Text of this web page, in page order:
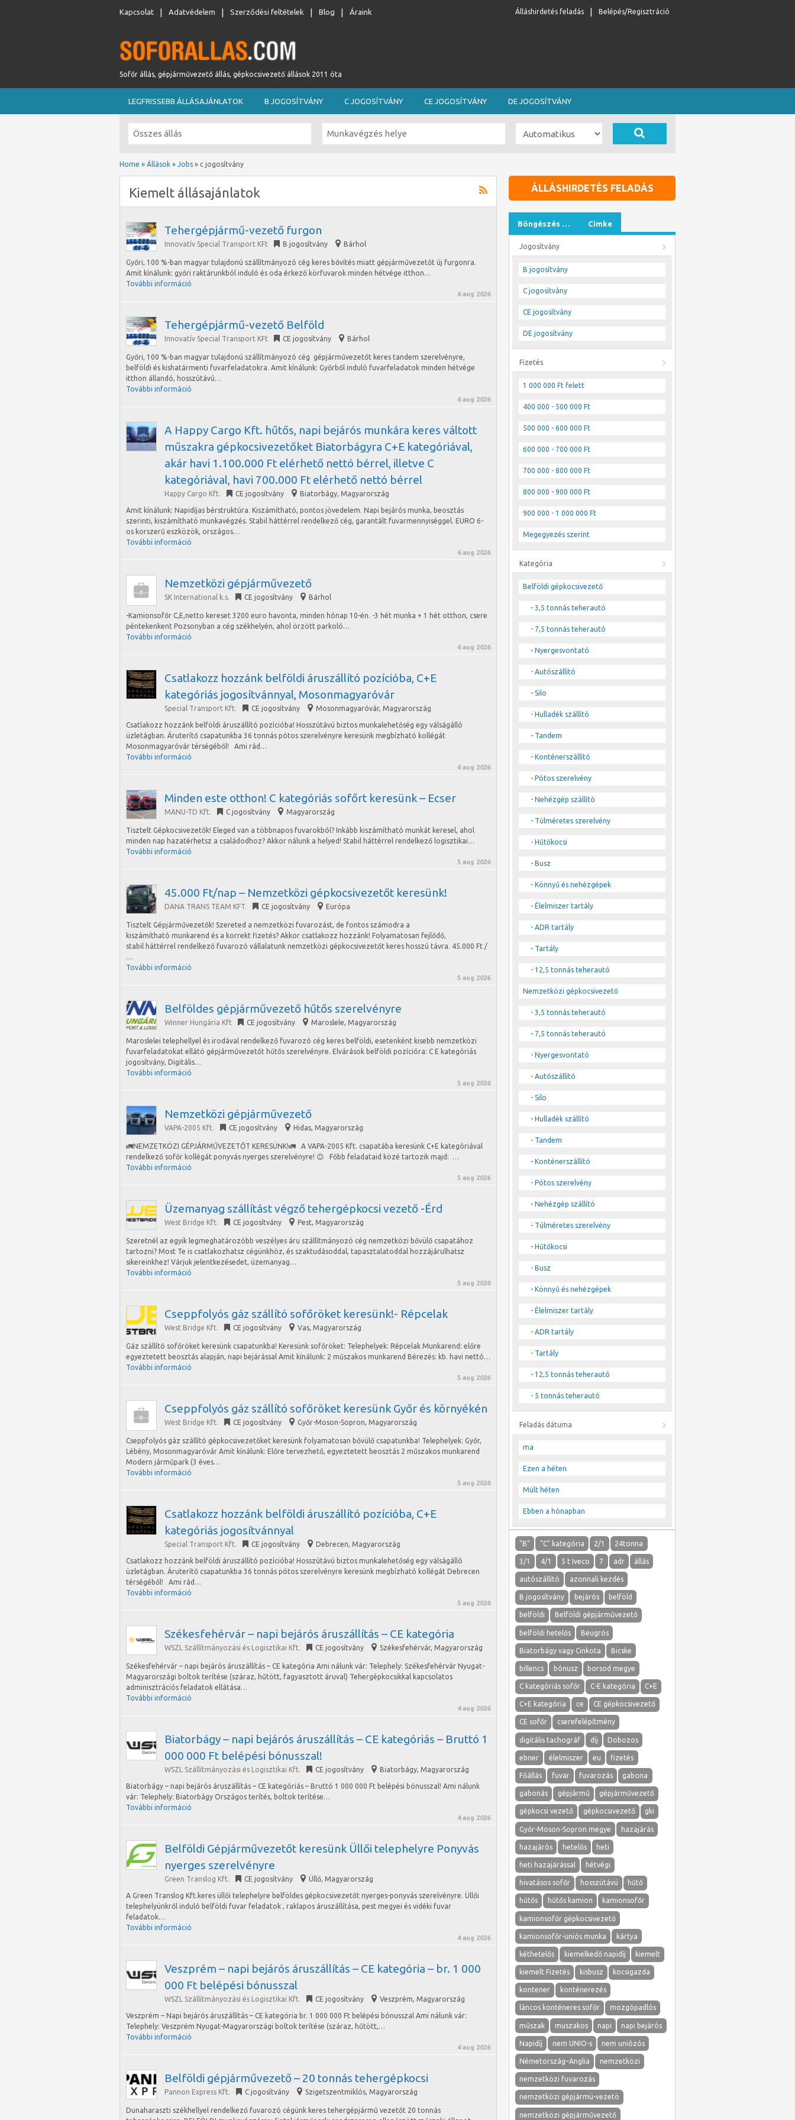
Kapcsolat Adatvédelem Szerződési feltételek Blog Áraink Belépés/Regisztráció
Álláshirdetés feladás
Sofőr állás, gépjárművezető állás, gépkocsivezető állások 2011 óta
LEGFRISSEBB ÁLLÁSAJÁNLATOK B JOGOSÍTVÁNY C JOGOSÍTVÁNY CE JOGOSÍTVÁNY DE JOGOSÍTVÁNY
Home » Állások » Jobs » c jogosítvány
Kiemelt állásajánlatok
Tehergépjármű-vezető furgon
Innovatív Special Transport KFt B jogosítvány Bárhol
Győri, 100 %-ban magyar tulajdonú szállítmányozó cég keres bővítés miatt gépjárművezetőt új furgonra.
Amit kínálunk: győri raktárunkból induló és oda érkező körfuvarok minden hétvége itthon…
További információ
6 aug 2026
Tehergépjármű-vezető Belföld
Innovatív Special Transport KFt CE jogosítvány Bárhol
Győri, 100 %-ban magyar tulajdonú szállítmányozó cég gépjárművezetőt keres tandem szerelvényre,
belföldi és kishatármenti fuvarfeladatokra. Amit kínálunk: Győrből induló fuvarfeladatok minden hétvége
itthon állandó, hosszútávú…
További információ
6 aug 2026
A Happy Cargo Kft. hűtős, napi bejárós munkára keres váltott
műszakra gépkocsivezetőket Biatorbágyra C+E kategóriával,
akár havi 1.100.000 Ft elérhető nettó bérrel, illetve C
kategóriával, havi 700.000 Ft elérhető nettó bérrel
Happy Cargo Kft. CE jogosítvány Biatorbágy, Magyarország
Amit kínálunk: Napidíjas bérstruktúra. Kiszámítható, pontos jövedelem. Napi bejárós munka, beosztás
szerinti, kiszámítható munkavégzés. Stabil háttérrel rendelkező cég, garantált fuvarmennyiséggel. EURO 6-
os korszerű eszközök, országos…
További információ
6 aug 2026
Nemzetközi gépjárművezető
SK International k.s. CE jogosítvány Bárhol
-Kamionsofőr C,E,netto kereset 3200 euro havonta, minden hónap 10-én. -3 hét munka + 1 hét otthon, csere
péntekenkent Pozsonyban a cég székhelyén, ahol örzött parkoló…
További információ
6 aug 2026
Csatlakozz hozzánk belföldi áruszállító pozícióba, C+E
kategóriás jogosítvánnyal, Mosonmagyaróvár
Special Transport Kft. CE jogosítvány Mosonmagyaróvár, Magyarország
Csatlakozz hozzánk belföldi áruszállító pozícióba! Hosszútávú biztos munkalehetőség egy válságálló
üzletágban. Áruterítő csapatunkba 36 tonnás pótos szerelvényre keresünk megbízható kollégát
Mosonmagyaróvár térségéből! Ami rád…
További információ
6 aug 2026
Minden este otthon! C kategóriás sofőrt keresünk – Ecser
MANU-TD Kft. C jogosítvány Magyarország
Tisztelt Gépkocsivezetők! Eleged van a többnapos fuvarokból? Inkább kiszámítható munkát keresel, ahol
minden nap hazatérhetsz a családodhoz? Akkor nálunk a helyed! Stabil háttérrel rendelkező logisztikai…
További információ
5 aug 2026
45.000 Ft/nap – Nemzetközi gépkocsivezetőt keresünk!
DANA TRANS TEAM KFT. CE jogosítvány Európa
Tisztelt Gépjárművezetők! Szereted a nemzetközi fuvarozást, de fontos számodra a
kiszámítható munkarend és a korrekt fizetés? Akkor csatlakozz hozzánk! Folyamatosan fejlődő,
stabil háttérrel rendelkező fuvarozó vállalatunk nemzetközi gépkocsivezetőt keres hosszú távra. 45.000 Ft /
…
További információ
5 aug 2026
Belföldes gépjárművezető hűtős szerelvényre
Winner Hungária Kft CE jogosítvány Maroslele, Magyarország
Maroslelei telephellyel és irodával rendelkező fuvarozó cég keres belföldi, esetenként kisebb nemzetközi
fuvarfeladatokat ellátó gépjárművezetőt hűtős szerelvényre. Elvárások belföldi pozícióra: C E kategóriás
jogosítvány, Digitális…
További információ
5 aug 2026
Nemzetközi gépjárművezető
VAPA-2005 Kft. CE jogosítvány Hidas, Magyarország
🚛NEMZETKÖZI GÉPJÁRMŰVEZETŐT KERESÜNK!🚛 A VAPA-2005 Kft. csapatába keresünk C+E kategóriával
rendelkező sofőr kollégát ponyvás nyerges szerelvényre! 😊 Főbb feladataid közé tartozik majd: …
További információ
5 aug 2026
Üzemanyag szállítást végző tehergépkocsi vezető -Érd
West Bridge Kft. CE jogosítvány Pest, Magyarország
Szeretnél az egyik legmeghatározóbb veszélyes áru szállítmányozó cég nemzetközi bővülő csapatához
tartozni? Most Te is csatlakozhatsz cégünkhöz, és szaktudásoddal, tapasztalatoddal hozzájárulhatsz
sikereinkhez! Várjuk jelentkezésedet, üzemanyag…
További információ
5 aug 2026
Cseppfolyós gáz szállító sofőröket keresünk!- Répcelak
West Bridge Kft. CE jogosítvány Vas, Magyarország
Gáz szállító sofőröket keresünk csapatunkba! Keresünk sofőröket: Telephelyek: Répcelak Munkarend: előre
egyeztetett beosztás alapján, napi bejárással Amit kínálunk: 2 műszakos munkarend Bérezés: kb. havi nettó…
További információ
5 aug 2026
Cseppfolyós gáz szállító sofőröket keresünk Győr és környékén
West Bridge Kft. CE jogosítvány Győr-Moson-Sopron, Magyarország
Cseppfolyós gáz szállító gépkocsivezetőket keresünk folyamatosan bővülő csapatunkba! Telephelyek: Győr,
Lébény, Mosonmagyaróvár Amit kínálunk: Előre tervezhető, egyeztetett beosztás 2 műszakos munkarend
Modern járműpark (3 éves…
További információ
5 aug 2026
Csatlakozz hozzánk belföldi áruszállító pozícióba, C+E
kategóriás jogosítvánnyal
Special Transport Kft. CE jogosítvány Debrecen, Magyarország
Csatlakozz hozzánk belföldi áruszállító pozícióba! Hosszútávú biztos munkalehetőség egy válságálló
üzletágban. Áruterítő csapatunkba 36 tonnás pótos szerelvényre keresünk megbízható kollégát Debrecen
térségéből! Ami rád…
További információ
5 aug 2026
Székesfehérvár – napi bejárós áruszállítás – CE kategória
WSZL Szállítmányozási és Logisztikai Kft. CE jogosítvány Székesfehérvár, Magyarország
Székesfehérvár – napi bejárós áruszállítás – CE kategória Ami nálunk vár: Telephely: Székesfehérvár Nyugat-
Magyarországi boltok terítése (száraz, hűtött, fagyasztott áruval) Tehergépkocsikkal kapcsolatos
adminisztrációs feladatok ellátása…
További információ
4 aug 2026
Biatorbágy – napi bejárós áruszállítás – CE kategóriás – Bruttó 1
000 000 Ft belépési bónusszal!
WSZL Szállítmányozási és Logisztikai Kft. CE jogosítvány Biatorbágy, Magyarország
Biatorbágy – napi bejárós áruszállítás – CE kategóriás – Bruttó 1 000 000 Ft belépési bónusszal! Ami nálunk
vár: Telephely: Biatorbágy Országos terítés, boltok terítése…
További információ
4 aug 2026
Belföldi Gépjárművezetőt keresünk Üllői telephelyre Ponyvás
nyerges szerelvényre
Green Translog Kft. CE jogosítvány Üllő, Magyarország
A Green Translog Kft.keres üllői telephelyre belföldes gépkocsivezetőt nyerges-ponyvás szerelvényre. Üllői
telephelyünkről induló belföldi fuvar feladatok , raklapos áruszállítása, pest megyei és vidéki fuvar
feladatok…
További információ
4 aug 2026
Veszprém – napi bejárós áruszállítás – CE kategória – br. 1 000
000 Ft belépési bónusszal
WSZL Szállítmányozási és Logisztikai Kft. CE jogosítvány Veszprém, Magyarország
Veszprém – Napi bejárós áruszállítás – CE kategória br. 1 000 000 Ft belépési bónusszal Ami nálunk vár:
Telephely: Veszprém Nyugat-Magyarországi boltok terítése (száraz, hűtött,…
További információ
4 aug 2026
Belföldi gépjárművezető – 20 tonnás tehergépkocsi
Pannon Express Kft. C jogosítvány Szigetszentmiklós, Magyarország
Dunaharaszti székhellyel rendelkező fuvarozó cégünk keres tehergépjármű vezetőt 20 tonnás
ÁLLÁSHIRDETÉS FELADÁS
Böngészés … Címke
Jogosítvány
B jogosítvány
C jogosítvány
CE jogosítvány
DE jogosítvány
Fizetés
1 000 000 Ft felett
400 000 - 500 000 Ft
500 000 - 600 000 Ft
600 000 - 700 000 Ft
700 000 - 800 000 Ft
800 000 - 900 000 Ft
900 000 - 1 000 000 Ft
Megegyezés szerint
Kategória
Belföldi gépkocsivezető
- 3,5 tonnás teherautó
- 7,5 tonnás teherautó
- Nyergesvontató
- Autószállító
- Silo
- Hulladék szállító
- Tandem
- Konténerszállító
- Pótos szerelvény
- Nehézgép szállító
- Túlméretes szerelvény
- Hűtőkocsi
- Busz
- Könnyű és nehézgépek
- Élelmiszer tartály
- ADR tartály
- Tartály
- 12,5 tonnás teherautó
Nemzetközi gépkocsivezető
- 3,5 tonnás teherautó
- 7,5 tonnás teherautó
- Nyergesvontató
- Autószállító
- Silo
- Hulladék szállító
- Tandem
- Konténerszállító
- Pótos szerelvény
- Nehézgép szállító
- Túlméretes szerelvény
- Hűtőkocsi
- Busz
- Könnyű és nehézgépek
- Élelmiszer tartály
- ADR tartály
- Tartály
- 12,5 tonnás teherautó
- 5 tonnás teherautó
Feladás dátuma
ma
Ezen a héten
Múlt héten
Ebben a hónapban
"B" "C" kategória 2/1 24tonna
3/1 4/1 5 t Iveco 7 adr állás
autószállító azonnali kezdés
B jogosítvány bejárós belföld
belföldi Belföldi gépjárművezető
belföldi hetelős Beugrós
Biatorbágy vagy Cinkota Bicske
billencs bónusz borsod megye
C kategóriás sofőr C-E kategória C+E
C+E kategória ce CE gépkocsivezető
CE sofőr cserefelépítmény
digitális tachográf díj Dobozos
ebner élelmiszer eu fizetés
Főállás fuvar fuvarozás gabona
gabonás gépjármű gépjárművezető
gépkocsi vezető gépkocsivezető gki
Győr-Moson-Sopron megye hazajárás
hazajárós hetelős heti
heti hazajárással hétvégi
hivatásos sofőr hosszútávú hűtő
hűtős hűtős kamion kamionsofőr
kamionsofőr gépkocsivezető
kamionsofőr-uniós munka kártya
kéthetelős kiemelkedő napidíj kiemelt
kiemelt Fizetés kisbusz kocsigazda
kontener konténerezés
láncos konténeres sofőr mozgópadlós
műszak muszakos napi napi bejárós
Napidíj nem UNIO-s nem uniózós
Németország–Anglia nemzetközi
nemzetközi fuvarozás
nemzetközi gépjármü-vezetö
nemzetközi gépjárművezető